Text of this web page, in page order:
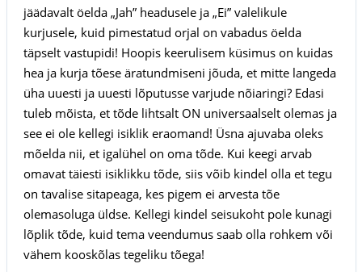
jäädavalt öelda „Jah” headusele ja „Ei” valelikule
kurjusele, kuid pimestatud orjal on vabadus öelda
täpselt vastupidi! Hoopis keerulisem küsimus on kuidas
hea ja kurja tõese äratundmiseni jõuda, et mitte langeda
üha uuesti ja uuesti lõputusse varjude nõiaringi? Edasi
tuleb mõista, et tõde lihtsalt ON universaalselt olemas ja
see ei ole kellegi isiklik eraomand! Üsna ajuvaba oleks
mõelda nii, et igalühel on oma tõde. Kui keegi arvab
omavat täiesti isiklikku tõde, siis võib kindel olla et tegu
on tavalise sitapeaga, kes pigem ei arvesta tõe
olemasoluga üldse. Kellegi kindel seisukoht pole kunagi
lõplik tõde, kuid tema veendumus saab olla rohkem või
vähem kooskõlas tegeliku tõega!